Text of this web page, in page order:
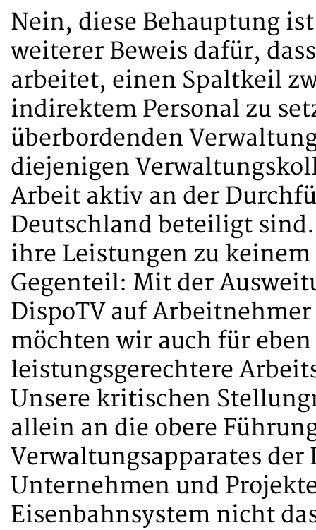
Nein, diese Behauptung
weiterer Beweis dafür,
arbeitet, einen Spaltkeil
indirektem Personal zu
überbordenden
diejenigen
Arbeit aktiv an der
Deutschland beteiligt
ihre Leistungen zu
Gegenteil: Mit der
DispoTV auf
möchten wir auch für
leistungsgerechtere
Unsere kritischen
allein an die obere
Verwaltungsapparates der
Unternehmen und
Eisenbahnsystem nicht